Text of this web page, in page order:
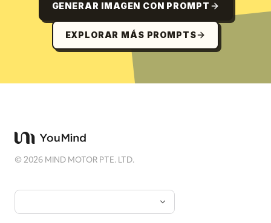
GENERAR IMAGEN CON PROMPT
EXPLORAR MÁS PROMPTS
©2026 MIND MOTOR PTE. LTD.